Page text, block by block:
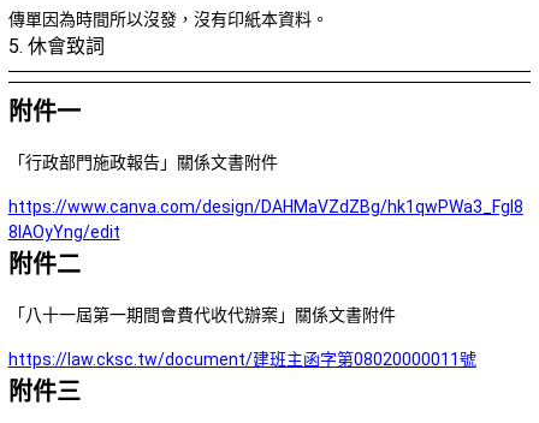
傳單因為時間所以沒發，沒有印紙本資料。
5. 休會致詞
附件一
「行政部門施政報告」關係文書附件
https://www.canva.com/design/DAHMaVZdZBg/hk1qwPWa3_FgI8
8lAOyYng/edit
附件二
「八十一屆第一期間會費代收代辦案」關係文書附件
https://law.cksc.tw/document/建班主函字第08020000011號
附件三